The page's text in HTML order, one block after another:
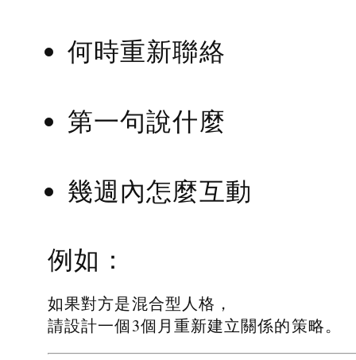
何時重新聯絡
第一句說什麼
幾週內怎麼互動
例如：
如果對方是混合型人格，
請設計一個3個月重新建立關係的策略。